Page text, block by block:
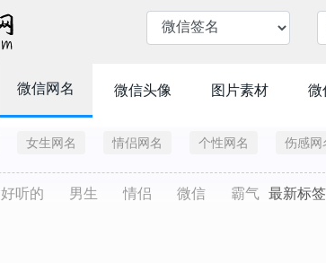
微信网名 微信头像 图片素材 微
女生网名 情侣网名 个性网名 伤感网
好听的 男生 情侣 微信 霸气 最新标签